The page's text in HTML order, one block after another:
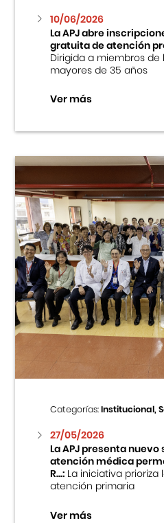
10/06/2026
La APJ abre
gratuita de atención
Dirigida a miembros
mayores de 35 años
Ver más
Categorías:Institucional,
27/05/2026
La APJ presenta
atención médica
R...:La iniciativa prioriza
atención primaria
Ver más